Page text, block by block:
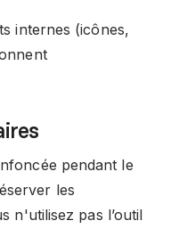
internes (icônes,
pendant le
les
n'utilisez pas l’outil